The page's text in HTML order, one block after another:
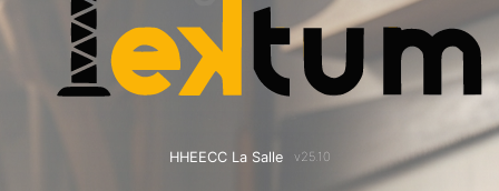
HHEECC La Salle v25.10